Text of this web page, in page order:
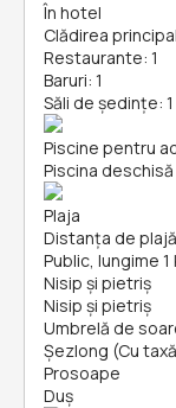
În hotel
Clădirea
Restaurante: 1
Baruri: 1
Săli de ședințe: 1
Piscine pentru
Piscina deschisă
Plaja
Distanța de
Public, lungime 1
Nisip și pietriş
Nisip și pietriş
Umbrelă de
Șezlong (Cu
Prosoape
Duș